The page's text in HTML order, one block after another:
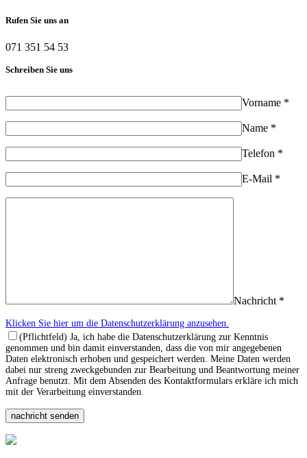
Rufen Sie uns an
071 351 54 53
Schreiben Sie uns
Vorname *
Name *
Telefon *
E-Mail *
Nachricht *
Klicken Sie hier um die Datenschutzerklärung anzusehen.
(Pflichtfeld) Ja, ich habe die Datenschutzerklärung zur Kenntnis
genommen und bin damit einverstanden, dass die von mir angegebenen
Daten elektronisch erhoben und gespeichert werden. Meine Daten werden
dabei nur streng zweckgebunden zur Bearbeitung und Beantwortung meiner
Anfrage benutzt. Mit dem Absenden des Kontaktformulars erkläre ich mich
mit der Verarbeitung einverstanden.